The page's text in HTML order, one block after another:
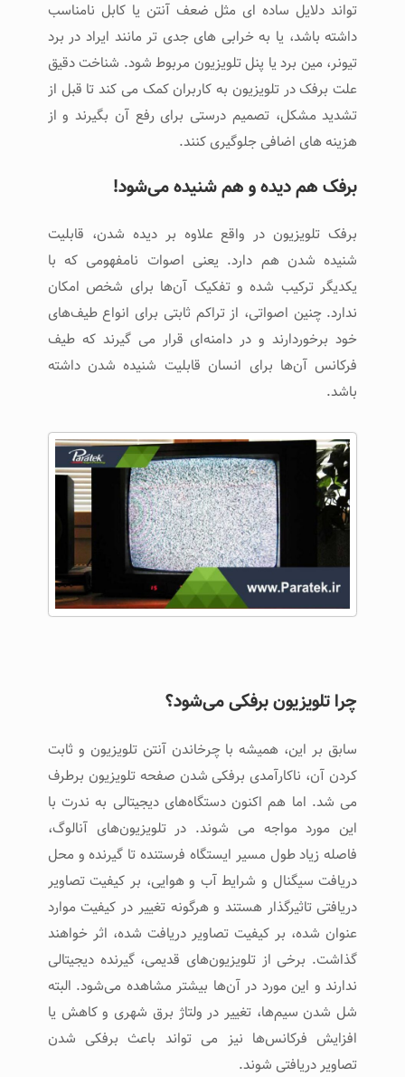
‌تواند دلایل ساده ‌ای مثل ضعف آنتن یا کابل نامناسب
داشته باشد، یا به خرابی‌ های جدی ‌تر مانند ایراد در برد
تیونر، مین ‌برد یا پنل تلویزیون مربوط شود. شناخت دقیق
علت برفک در تلویزیون به کاربران کمک می‌ کند تا قبل از
تشدید مشکل، تصمیم درستی برای رفع آن بگیرند و از
هزینه‌ های اضافی جلوگیری کنند.
برفک هم دیده و هم شنیده می‌شود!
برفک تلویزیون در واقع علاوه بر دیده شدن، قابلیت
شنیده شدن هم دارد. یعنی اصوات نامفهومی که با
یکدیگر ترکیب شده و تفکیک آن‌ها برای شخص امکان
ندارد. چنین اصواتی، از تراکم ثابتی برای انواع طیف‌های
خود برخوردارند و در دامنه‌ای قرار می گیرند که طیف
فرکانس آن‌ها برای انسان قابلیت شنیده شدن داشته
باشد.
چرا تلویزیون برفکی می‌شود؟
سابق بر این، همیشه با چرخاندن آنتن تلویزیون و ثابت
کردن آن، ناکارآمدی برفکی شدن صفحه تلویزیون برطرف
می شد. اما هم اکنون دستگاه‌های دیجیتالی به ندرت با
این مورد مواجه می شوند. در تلویزیون‌های آنالوگ،
فاصله زیاد طول مسیر ایستگاه فرستنده تا گیرنده و محل
دریافت سیگنال و شرایط آب و هوایی، بر کیفیت تصاویر
دریافتی تاثیرگذار هستند و هرگونه تغییر در کیفیت موارد
عنوان شده، بر کیفیت تصاویر دریافت شده، اثر خواهند
گذاشت. برخی از تلویزیون‌های قدیمی، گیرنده دیجیتالی
ندارند و این مورد در آن‌ها بیشتر مشاهده می‌شود. البته
شل شدن سیم‌ها، تغییر در ولتاژ برق شهری و کاهش یا
افزایش فرکانس‌ها نیز می تواند باعث برفکی شدن
تصاویر دریافتی شوند.